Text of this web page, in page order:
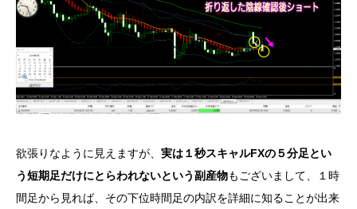
欲張りなように見えますが、 実は１秒スキャルFXの５分足とい
う短期足だけにとらわれないという副産物もございまして、１時
間足から見れば、その下位時間足の内訳を詳細に知ることが出来